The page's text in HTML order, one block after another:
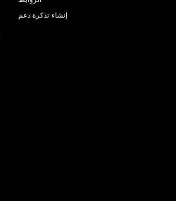
إنشاء تذكرة دعم